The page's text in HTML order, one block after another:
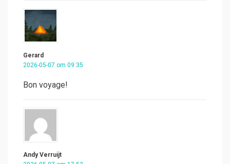
Gerard
2026-05-07 om 09:35
Bon voyage!
Andy Verruijt